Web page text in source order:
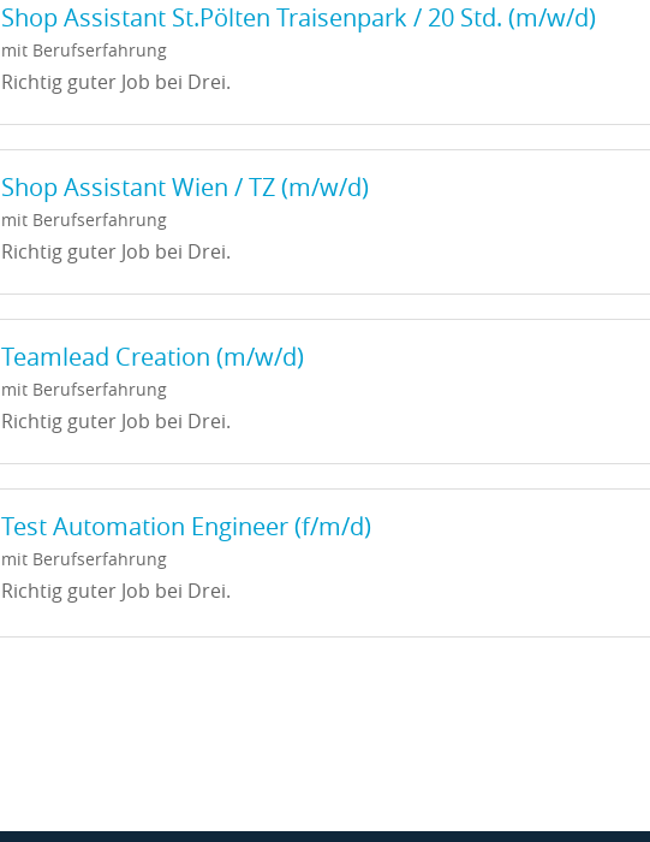
Shop Assistant St.Pölten Traisenpark / 20 Std. (m/w/d)
mit Berufserfahrung
Richtig guter Job bei Drei.
Shop Assistant Wien / TZ (m/w/d)
mit Berufserfahrung
Richtig guter Job bei Drei.
Teamlead Creation (m/w/d)
mit Berufserfahrung
Richtig guter Job bei Drei.
Test Automation Engineer (f/m/d)
mit Berufserfahrung
Richtig guter Job bei Drei.